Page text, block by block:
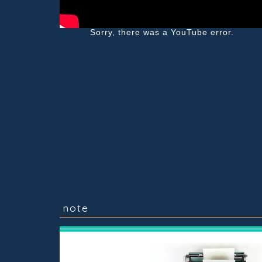
Sorry, there was a YouTube error.
note